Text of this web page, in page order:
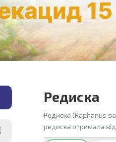
Редиска
Редиска (Raphanus
редиска отримала